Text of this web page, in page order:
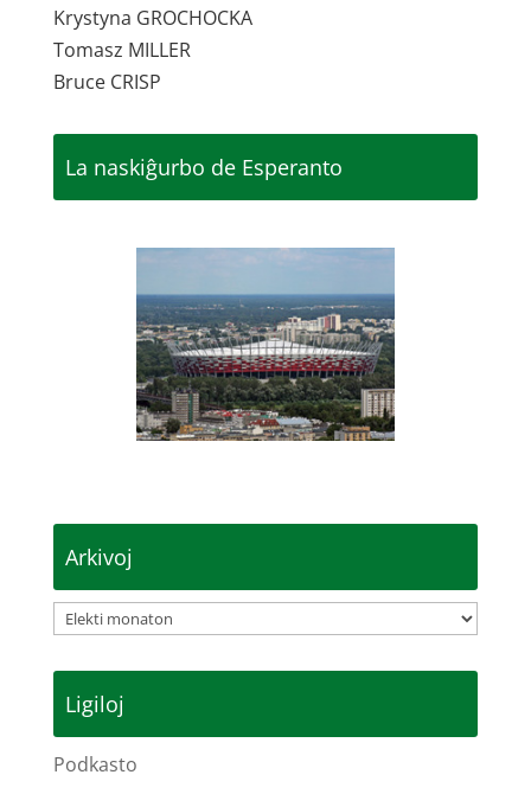
Krystyna GROCHOCKA
Tomasz MILLER
Bruce CRISP
La naskiĝurbo de Esperanto
Arkivoj
Arkivoj
Ligiloj
Podkasto